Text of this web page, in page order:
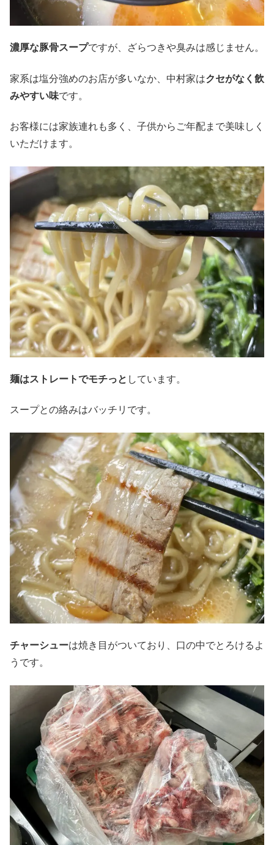
濃厚な豚骨スープですが、ざらつきや臭みは感じません。
家系は塩分強めのお店が多いなか、中村家はクセがなく飲
みやすい味です。
お客様には家族連れも多く、子供からご年配まで美味しく
いただけます。
麺はストレートでモチっと しています。
スープとの絡みはバッチリです。
チャーシューは焼き目がついており、口の中でとろけるよ
うです。